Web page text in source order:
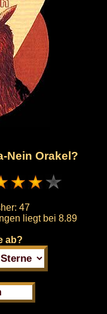
Nein Orakel?
47
liegt bei 8.89
ab?